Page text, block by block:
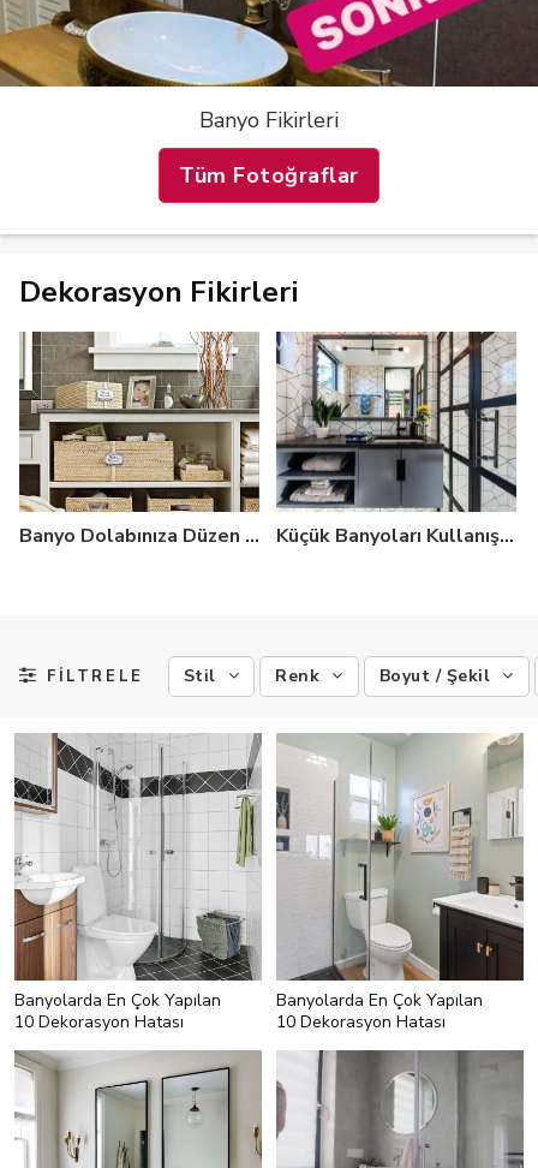
Banyo Fikirleri
Tüm Fotoğraflar
Dekorasyon Fikirleri
Banyo Dolabınıza Düzen Getirecek İşe Yarar Fikirler Küçük Banyoları Kullanışlı Hâle Getirecek Ölçüler
FİLTRELE Stil Renk Boyut / Şekil
Banyolarda En Çok Yapılan
10 Dekorasyon Hatası
<h2 style="text-align:left;">9-
Seramik Yerleşimine Dikkat
Etmemek</h2> <p style="text-
align:left;">Banyoda seramik
yerleştirmenin temel koşulu alanın
ölçüleri. Mesela dar bir banyonuz
Banyolarda En Çok Yapılan
10 Dekorasyon Hatası
<h2 style="text-align:left;">8-
Banyoda Eşya Yerleşimini Yanlış
Yapmak</h2> <p style="text-
align:left;">Banyoda temel eşyaları
sayalım: Lavabo bölümü, klozet
bölümü ve duş alanı! Bunların